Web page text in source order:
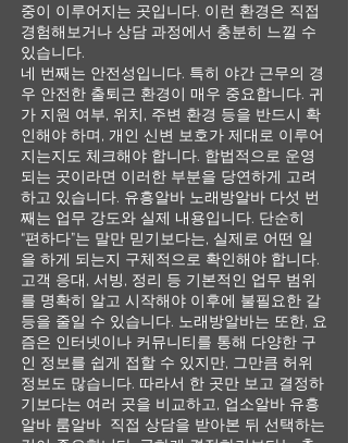
중이 이루어지는 곳입니다. 이런 환경은 직접
경험해보거나 상담 과정에서 충분히 느낄 수
있습니다.
네 번째는 안전성입니다. 특히 야간 근무의 경
우 안전한 출퇴근 환경이 매우 중요합니다. 귀
가 지원 여부, 위치, 주변 환경 등을 반드시 확
인해야 하며, 개인 신변 보호가 제대로 이루어
지는지도 체크해야 합니다. 합법적으로 운영
되는 곳이라면 이러한 부분을 당연하게 고려
하고 있습니다. 유흥알바 노래방알바 다섯 번
째는 업무 강도와 실제 내용입니다. 단순히
“편하다”는 말만 믿기보다는, 실제로 어떤 일
을 하게 되는지 구체적으로 확인해야 합니다.
고객 응대, 서빙, 정리 등 기본적인 업무 범위
를 명확히 알고 시작해야 이후에 불필요한 갈
등을 줄일 수 있습니다. 노래방알바는 또한, 요
즘은 인터넷이나 커뮤니티를 통해 다양한 구
인 정보를 쉽게 접할 수 있지만, 그만큼 허위
정보도 많습니다. 따라서 한 곳만 보고 결정하
기보다는 여러 곳을 비교하고, 업소알바 유흥
알바 룸알바 직접 상담을 받아본 뒤 선택하는